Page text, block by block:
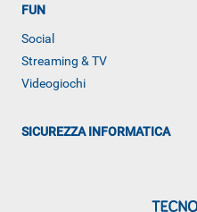
FUN
Social
Streaming & TV
Videogiochi
SICUREZZA INFORMATICA